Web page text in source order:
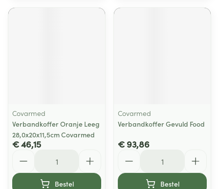
Covarmed
Verbandkoffer Oranje Leeg
28,0x20x11,5cm Covarmed
€ 46,15
Bestel
Covarmed
Verbandkoffer Gevuld Food
€ 93,86
Bestel